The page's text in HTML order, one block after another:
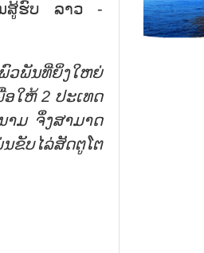
ສູ້ຮົບ ລາວ -
ວພັນທີ່ຍິ່ງໃຫຍ່
ໃຫ້ 2 ປະເທດ
ມ ຈຶ່ງສາມາດ
ຂັບໄລ່ສັດຕູໂຕ